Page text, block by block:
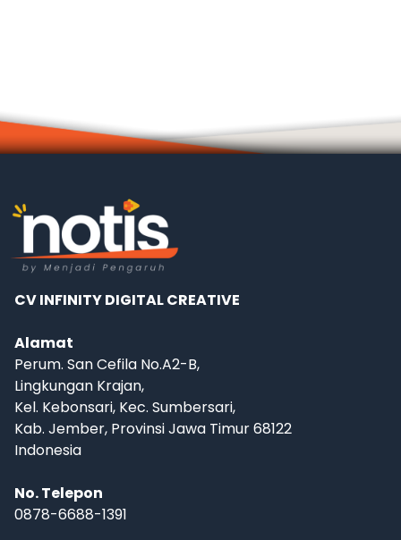
CV INFINITY DIGITAL CREATIVE
Alamat
Perum. San Cefila No.A2-B,
Lingkungan Krajan,
Kel. Kebonsari, Kec. Sumbersari,
Kab. Jember, Provinsi Jawa Timur 68122
Indonesia
No. Telepon
0878-6688-1391